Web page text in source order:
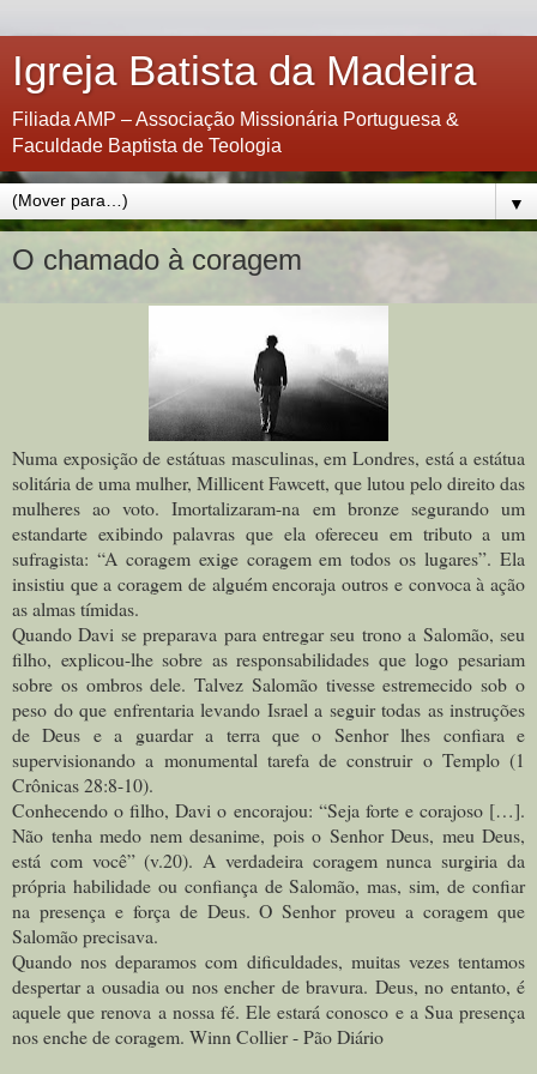
Igreja Batista da Madeira
Filiada AMP – Associação Missionária Portuguesa &
Faculdade Baptista de Teologia
▼
O chamado à coragem
Numa exposição de estátuas masculinas, em Londres, está a estátua
solitária de uma mulher, Millicent Fawcett, que lutou pelo direito das
mulheres ao voto. Imortalizaram-na em bronze segurando um
estandarte exibindo palavras que ela ofereceu em tributo a um
sufragista: “A coragem exige coragem em todos os lugares”. Ela
insistiu que a coragem de alguém encoraja outros e convoca à ação
as almas tímidas.
Quando Davi se preparava para entregar seu trono a Salomão, seu
filho, explicou-lhe sobre as responsabilidades que logo pesariam
sobre os ombros dele. Talvez Salomão tivesse estremecido sob o
peso do que enfrentaria levando Israel a seguir todas as instruções
de Deus e a guardar a terra que o Senhor lhes confiara e
supervisionando a monumental tarefa de construir o Templo (1
Crônicas 28:8-10).
Conhecendo o filho, Davi o encorajou: “Seja forte e corajoso […].
Não tenha medo nem desanime, pois o Senhor Deus, meu Deus,
está com você” (v.20). A verdadeira coragem nunca surgiria da
própria habilidade ou confiança de Salomão, mas, sim, de confiar
na presença e força de Deus. O Senhor proveu a coragem que
Salomão precisava.
Quando nos deparamos com dificuldades, muitas vezes tentamos
despertar a ousadia ou nos encher de bravura. Deus, no entanto, é
aquele que renova a nossa fé. Ele estará conosco e a Sua presença
nos enche de coragem. Winn Collier - Pão Diário